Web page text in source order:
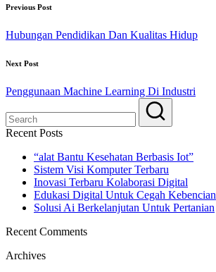
Previous Post
Hubungan Pendidikan Dan Kualitas Hidup
Next Post
Penggunaan Machine Learning Di Industri
Recent Posts
“alat Bantu Kesehatan Berbasis Iot”
Sistem Visi Komputer Terbaru
Inovasi Terbaru Kolaborasi Digital
Edukasi Digital Untuk Cegah Kebencian
Solusi Ai Berkelanjutan Untuk Pertanian
Recent Comments
Archives